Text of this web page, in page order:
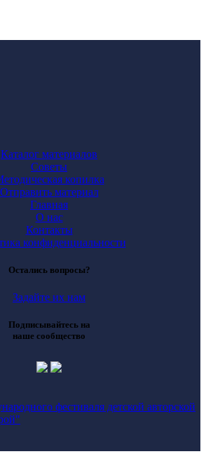
Каталог материалов
Советы
копилка
Отправить материал
Главная
О нас
Контакты
конфиденциальности
Остались вопросы?
Задайте их нам
Подписывайтесь на
наше сообщество
фестиваля детской авторской